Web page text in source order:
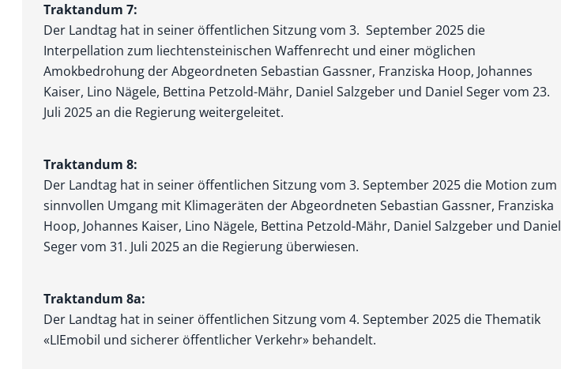
Traktandum 7:
Der Landtag hat in seiner öffentlichen Sitzung vom 3. September 2025 die
Interpellation zum liechtensteinischen Waffenrecht und einer möglichen
Amokbedrohung der Abgeordneten Sebas­tian Gassner, Franziska Hoop, Johannes
Kaiser, Lino Nägele, Bettina Petzold-Mähr, Daniel Salz­geber und Daniel Seger vom 23.
Juli 2025 an die Regierung weitergeleitet.
Traktandum 8:
Der Landtag hat in seiner öffentlichen Sitzung vom 3. September 2025 die Motion zum
sinnvollen Umgang mit Klimageräten der Abgeordneten Sebastian Gassner, Franziska
Hoop, Johannes Kaiser, Lino Nägele, Bettina Petzold-Mähr, Daniel Salzgeber und Daniel
Seger vom 31. Juli 2025 an die Regierung überwiesen.
Traktandum 8a:
Der Landtag hat in seiner öffentlichen Sitzung vom 4. September 2025 die Thematik
«LIEmobil und sicherer öffentlicher Verkehr» behandelt.